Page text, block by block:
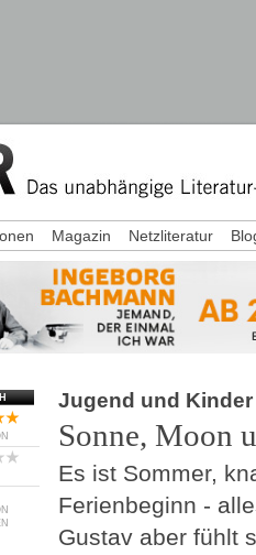
Jugend und Kinder
Sonne, Moon
Es ist Sommer,
Ferienbeginn -
Gustav aber fühlt
Magazin Netzliteratur